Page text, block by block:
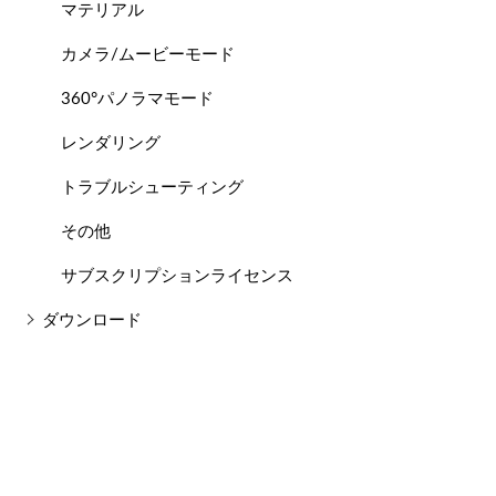
マテリアル
カメラ/ムービーモード
360°パノラマモード
レンダリング
トラブルシューティング
その他
サブスクリプションライセンス
ダウンロード